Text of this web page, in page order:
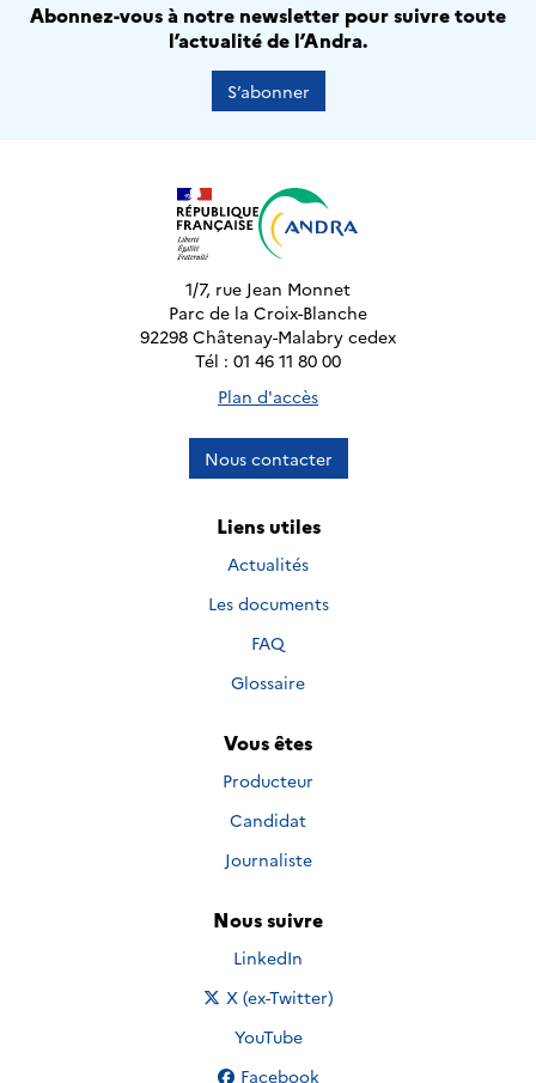
Abonnez-vous à notre newsletter pour suivre toute
l’actualité de l’Andra.
S’abonner
1/7, rue Jean Monnet
Parc de la Croix-Blanche
92298 Châtenay-Malabry cedex
Tél : 01 46 11 80 00
Plan d'accès
Nous contacter
Liens utiles
Actualités
Les documents
FAQ
Glossaire
Vous êtes
Producteur
Candidat
Journaliste
Nous suivre
Nous suivre sur
LinkedIn
Nous suivre sur
X (ex-Twitter)
Nous suivre sur
YouTube
Nous suivre sur
Facebook